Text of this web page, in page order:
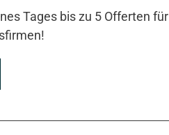
Tages bis zu 5 Offerten für